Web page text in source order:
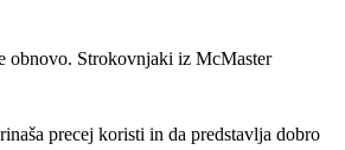
obnovo. Strokovnjaki iz McMaster
precej koristi in da predstavlja dobro